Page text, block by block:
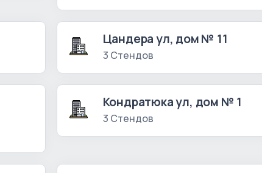
Цандера ул, дом № 11
3 Стендов
Кондратюка ул, дом № 1
3 Стендов